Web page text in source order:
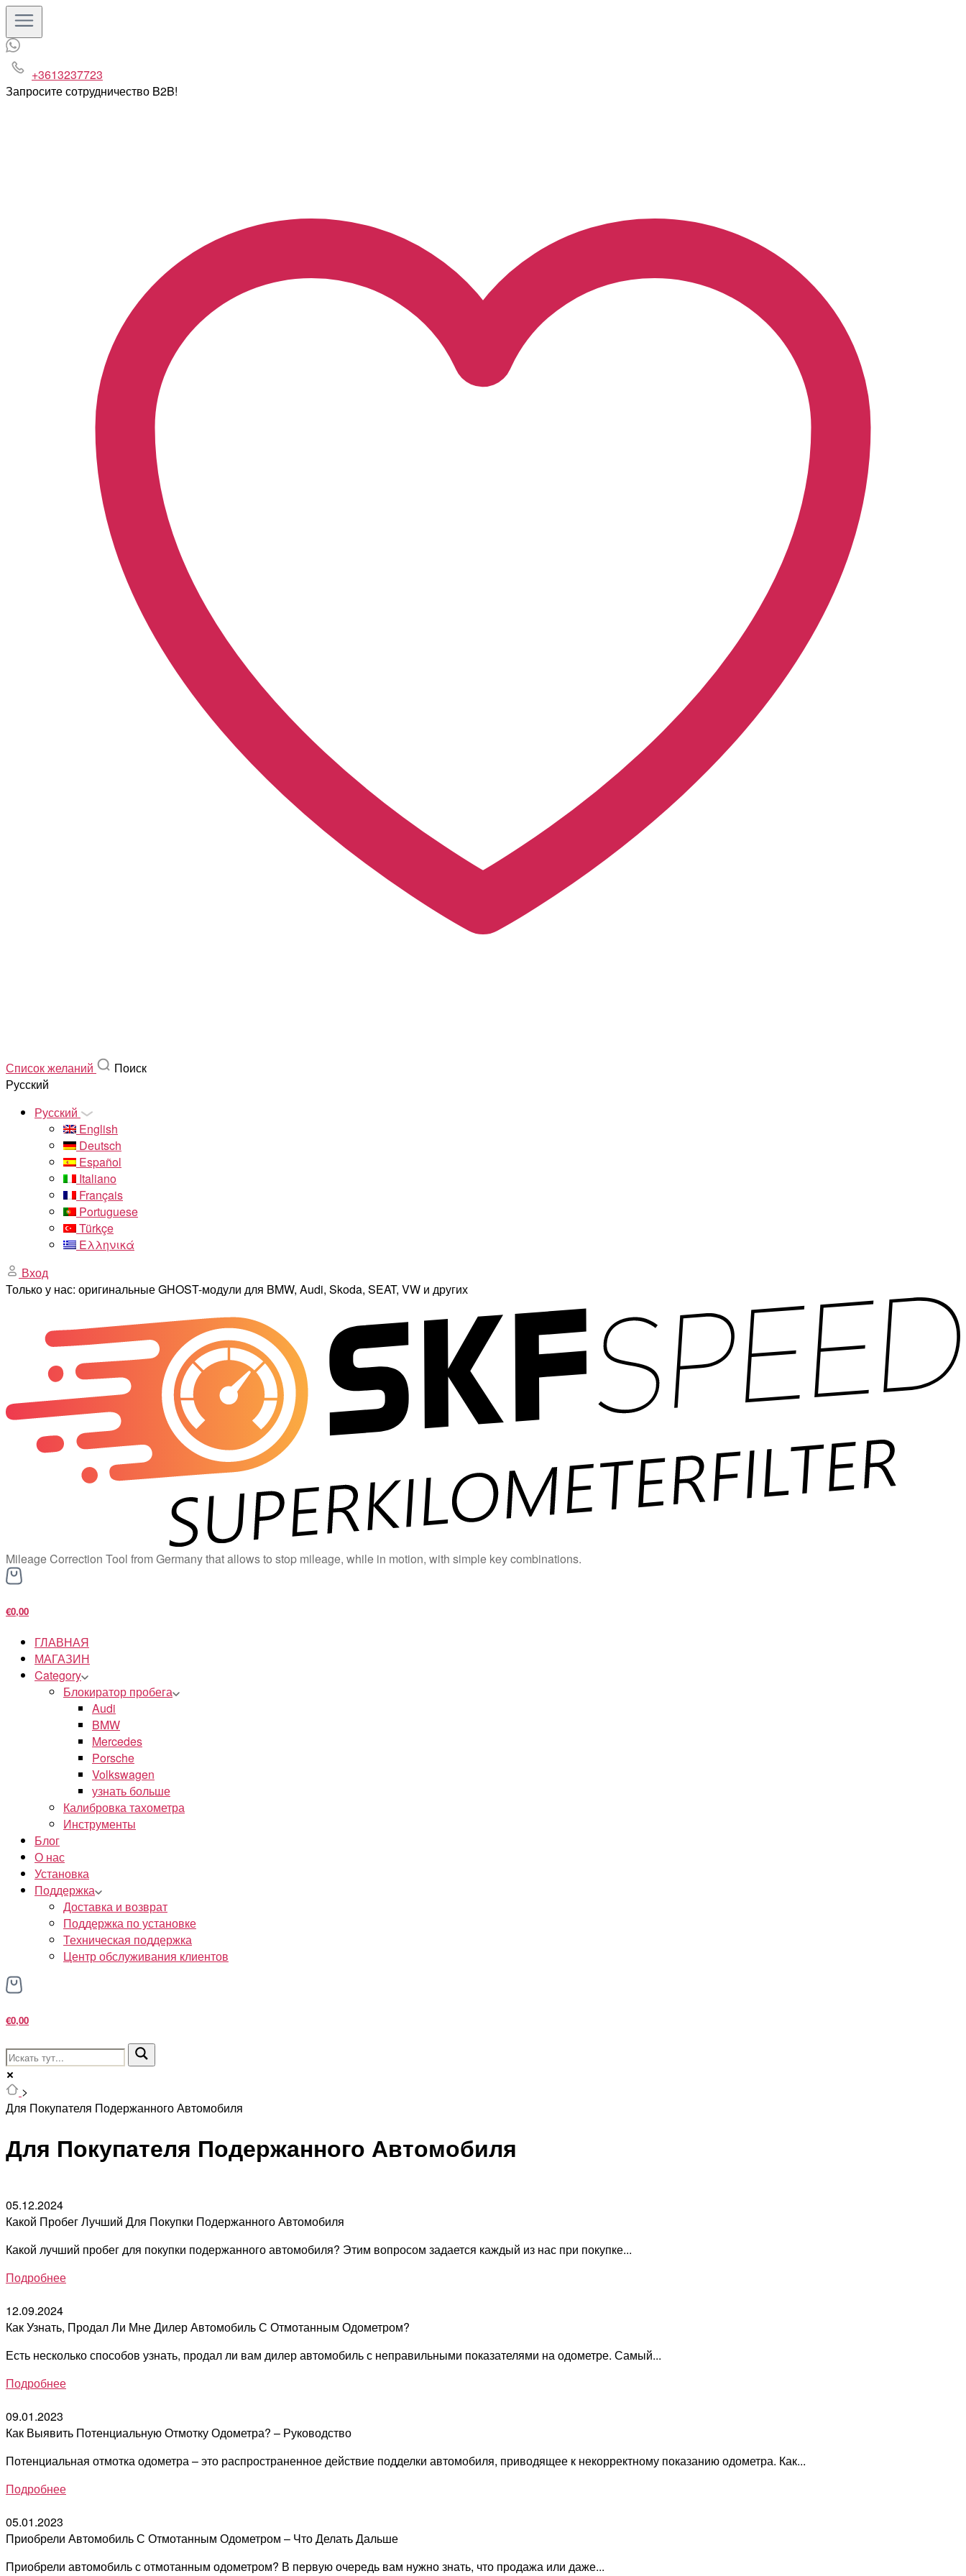
+3613237723
Запросите сотрудничество B2B!
Список желаний
Поиск
Русский
Русский
English
Deutsch
Español
Italiano
Français
Portuguese
Türkçe
Ελληνικά
Вход
Только у нас: оригинальные GHOST-модули для BMW, Audi, Skoda, SEAT, VW и других
Mileage Correction Tool from Germany that allows to stop mileage, while in motion, with simple key combinations.
€0,00
ГЛАВНАЯ
МАГАЗИН
Category
Блокиратор пробега
Audi
BMW
Mercedes
Porsche
Volkswagen
узнать больше
Калибровка тахометра
Инструменты
Блог
О нас
Установка
Поддержка
Доставка и возврат
Поддержка по установке
Техническая поддержка
Центр обслуживания клиентов
€0,00
>
Для Покупателя Подержанного Автомобиля
Для Покупателя Подержанного Автомобиля
05.12.2024
Какой Пробег Лучший Для Покупки Подержанного Автомобиля
Какой лучший пробег для покупки подержанного автомобиля? Этим вопросом задается каждый из нас при покупке...
Подробнее
12.09.2024
Как Узнать, Продал Ли Мне Дилер Автомобиль С Отмотанным Одометром?
Есть несколько способов узнать, продал ли вам дилер автомобиль с неправильными показателями на одометре. Самый...
Подробнее
09.01.2023
Как Выявить Потенциальную Отмотку Одометра? – Руководство
Потенциальная отмотка одометра – это распространенное действие подделки автомобиля, приводящее к некорректному показанию одометра. Как...
Подробнее
05.01.2023
Приобрели Автомобиль С Отмотанным Одометром – Что Делать Дальше
Приобрели автомобиль с отмотанным одометром? В первую очередь вам нужно знать, что продажа или даже...